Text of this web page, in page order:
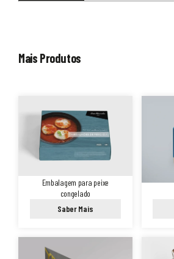
Mais Produtos
Embalagem para peixe
congelado
Saber Mais